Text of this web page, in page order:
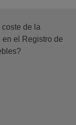
de la
en el Registro de